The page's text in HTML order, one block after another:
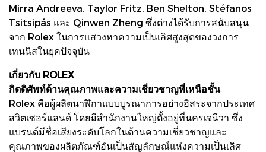
Mirra Andreeva, Taylor Fritz, Ben Shelton, Stéfanos
Tsitsipás และ Qinwen Zheng ซึ่งต่างได้รับการสนับสนุน
จาก Rolex ในการแสวงหาความเป็นเลิศสูงสุดของวงการ
เทนนิสในยุคปัจจุบัน
เกี่ยวกับ ROLEX
กิตติศัพท์ด้านคุณภาพและความเชี่ยวชาญที่เหนือชั้น
Rolex คือผู้ผลิตนาฬิกาแบบบูรณาการอย่างอิสระจากประเทศ
สวิตเซอร์แลนด์ โดยมีสำนักงานใหญ่ตั้งอยู่ที่นครเจนีวา ซึ่ง
แบรนด์มีชื่อเสียงระดับโลกในด้านความเชี่ยวชาญและ
คุณภาพของผลิตภัณฑ์อันเป็นสัญลักษณ์แห่งความเป็นเลิศ